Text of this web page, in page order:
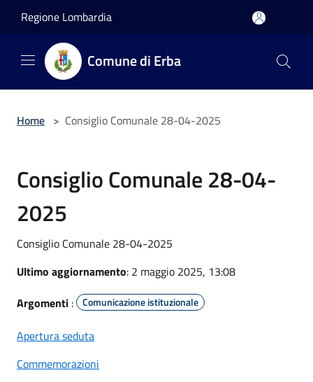
Regione Lombardia
Comune di Erba
Home > Consiglio Comunale 28-04-2025
Consiglio Comunale 28-04-
2025
Consiglio Comunale 28-04-2025
Ultimo aggiornamento: 2 maggio 2025, 13:08
Argomenti : Comunicazione istituzionale
Apertura seduta
Commemorazioni